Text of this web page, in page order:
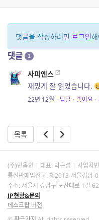
댓글을 작성하려면 로그인
댓글 1
사피엔스
재밌게 잘 읽었습니다.
22년 12월 · 답글 · 좋아요 ·
목록
(주)민음인 대표: 박근섭 사업자
통신판매업신고: 제2013-서울강남-
주소: 서울시 강남구 도산대로 1길
IP현황&문의
데스크탑 버전